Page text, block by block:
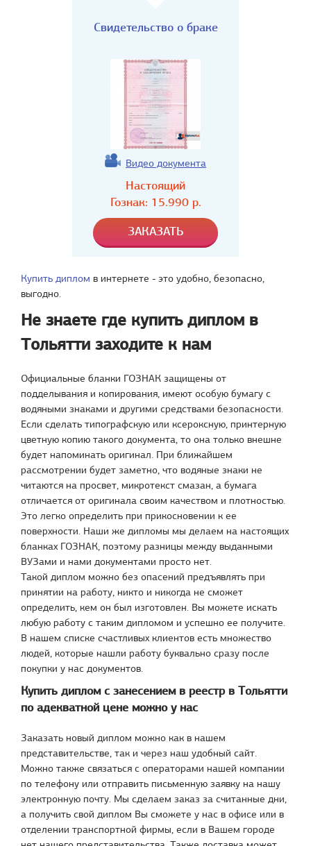
Свидетельство о браке
Видео документа
Настоящий
Гознак: 15.990р.
Купить диплом в интернете - это удобно, безопасно,
выгодно.
Не знаете где купить диплом в
Тольятти заходите к нам
Официальные бланки ГОЗНАК защищены от
подделывания и копирования, имеют особую бумагу с
водяными знаками и другими средствами безопасности.
Если сделать типографскую или ксероксную, принтерную
цветную копию такого документа, то она только внешне
будет напоминать оригинал. При ближайшем
рассмотрении будет заметно, что водяные знаки не
читаются на просвет, микротекст смазан, а бумага
отличается от оригинала своим качеством и плотностью.
Это легко определить при прикосновении к ее
поверхности. Наши же дипломы мы делаем на настоящих
бланках ГОЗНАК, поэтому разницы между выданными
ВУЗами и нами документами просто нет.
Такой диплом можно без опасений предъявлять при
принятии на работу, никто и никогда не сможет
определить, кем он был изготовлен. Вы можете искать
любую работу с таким дипломом и успешно ее получите.
В нашем списке счастливых клиентов есть множество
людей, которые нашли работу буквально сразу после
покупки у нас документов.
Купить диплом с занесением в реестр в Тольятти
по адекватной цене можно у нас
Заказать новый диплом можно как в нашем
представительстве, так и через наш удобный сайт.
Можно также связаться с операторами нашей компании
по телефону или отправить письменную заявку на нашу
электронную почту. Мы сделаем заказ за считанные дни,
а получить свой диплом Вы сможете у нас в офисе или в
отделении транспортной фирмы, если в Вашем городе